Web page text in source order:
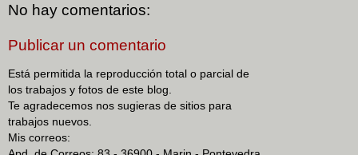
No hay comentarios:
Publicar un comentario
Está permitida la reproducción total o parcial de
los trabajos y fotos de este blog.
Te agradecemos nos sugieras de sitios para
trabajos nuevos.
Mis correos: